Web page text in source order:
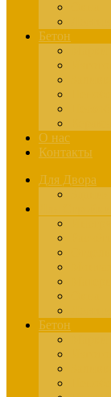
Бетон
О нас
Контакты
Для Двора
Бетон